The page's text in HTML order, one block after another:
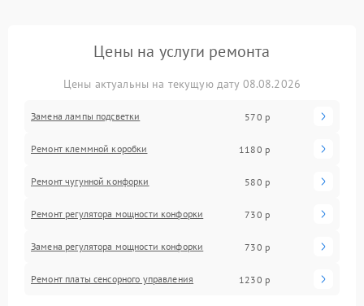
Цены на услуги ремонта
Цены актуальны на текущую дату 08.08.2026
Замена лампы подсветки 570 р
Ремонт клеммной коробки 1180 р
Ремонт чугунной конфорки 580 р
Ремонт регулятора мощности конфорки 730 р
Замена регулятора мощности конфорки 730 р
Ремонт платы сенсорного управления 1230 р